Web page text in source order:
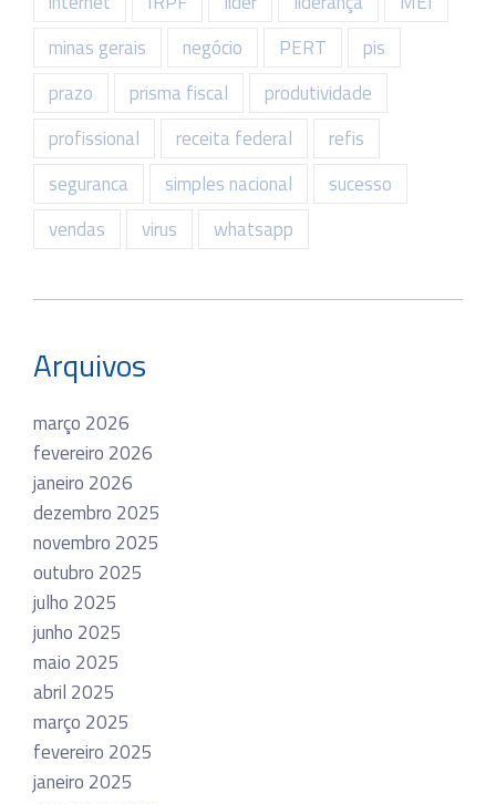
minas gerais
negócio PERT
pis
prazo
prisma fiscal
produtividade
profissional
receita federal
refis
seguranca
simples nacional
sucesso
vendas
virus whatsapp
Arquivos
março 2026
fevereiro 2026
janeiro 2026
dezembro 2025
novembro 2025
outubro 2025
julho 2025
junho 2025
maio 2025
abril 2025
março 2025
fevereiro 2025
janeiro 2025